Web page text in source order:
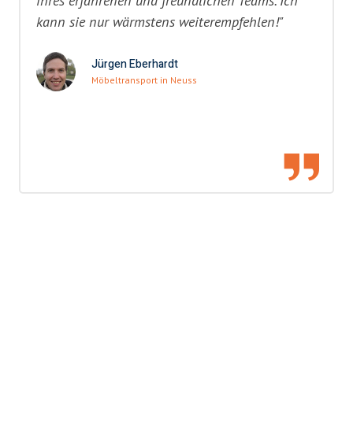
kann sie nur wärmstens weiterempfehlen!"
Jürgen Eberhardt
Möbeltransport in Neuss